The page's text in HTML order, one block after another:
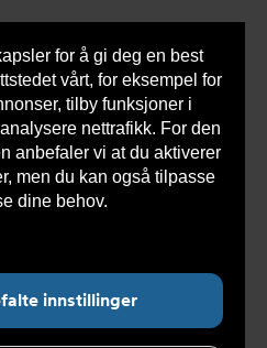
for å gi deg en best
vårt, for eksempel for
tilby funksjoner i
nettrafikk. For den
anbefaler vi at du aktiverer
men du kan også tilpasse
dine behov.
innstillinger